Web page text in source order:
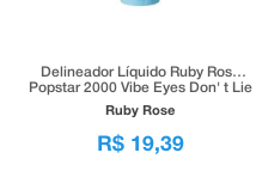
Delineador Líquido Ruby Rose
Popstar 2000 Vibe Eyes Don' t Lie
Preto 5,5g
Ruby Rose
R$ 19,39